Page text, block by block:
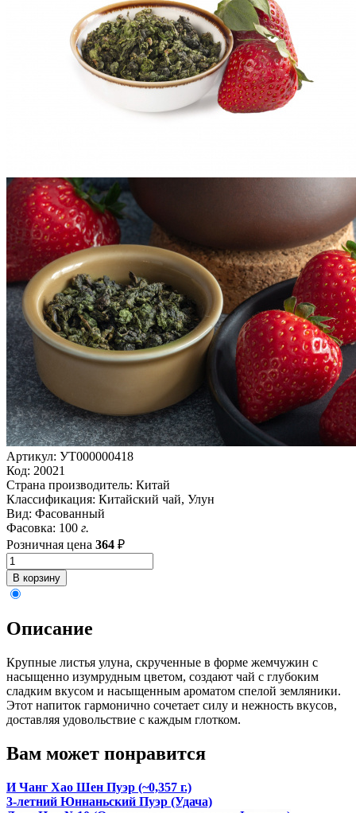
Артикул: УТ000000418
Код: 20021
Страна производитель: Китай
Классификация: Китайский чай, Улун
Вид: Фасованный
Фасовка: 100 г.
Розничная цена 364 ₽
Описание
Крупные листья улуна, скрученные в форме жемчужин с
насыщенно изумрудным цветом, создают чай с глубоким
сладким вкусом и насыщенным ароматом спелой земляники.
Этот напиток гармонично сочетает силу и нежность вкусов,
доставляя удовольствие с каждым глотком.
Вам может понравится
И Чанг Хао Шен Пуэр (~0,357 г.)
3-летний Юннаньский Пуэр (Удача)